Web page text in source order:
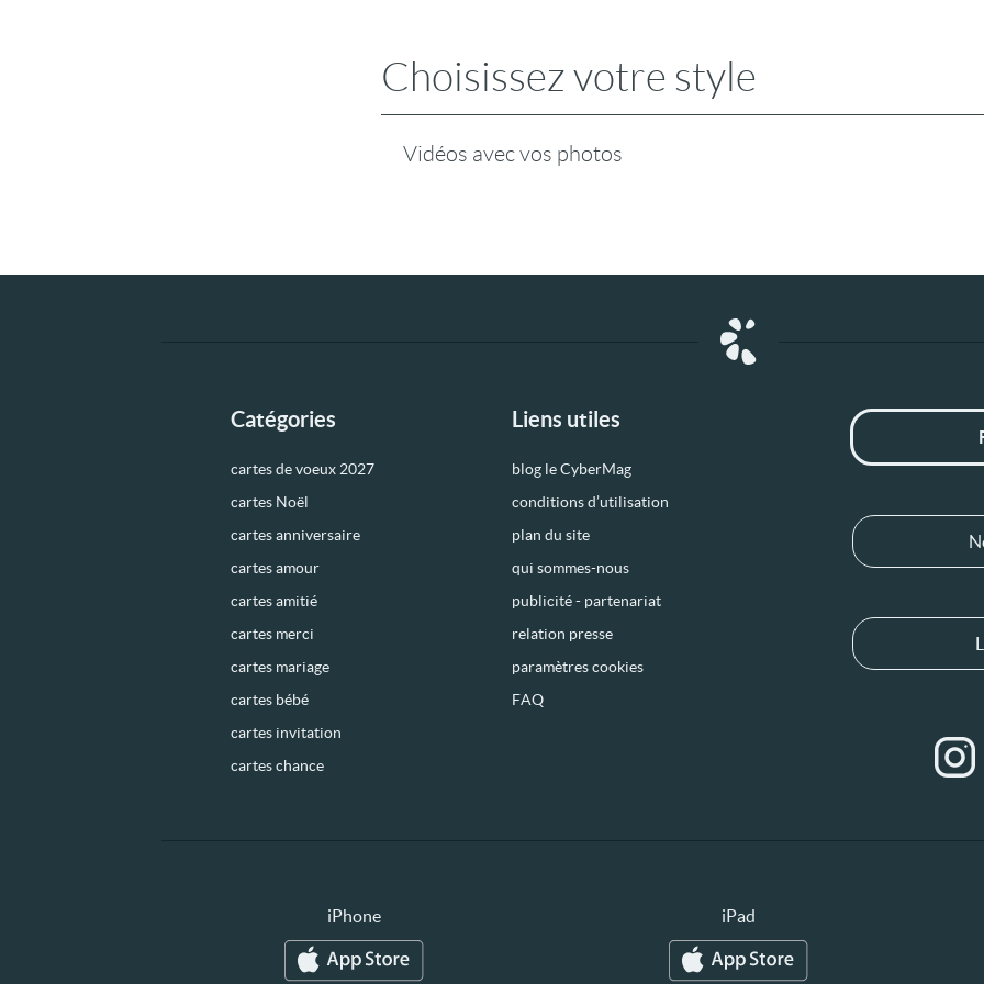
Choisissez votre style
Vidéos avec vos photos
Catégories
cartes de voeux 2027
cartes Noël
cartes anniversaire
cartes amour
cartes amitié
cartes merci
cartes mariage
cartes bébé
cartes invitation
cartes chance
Liens utiles
blog le CyberMag
conditions d’utilisation
plan du site
qui sommes-nous
publicité - partenariat
relation presse
paramètres cookies
FAQ
iPhone iPad